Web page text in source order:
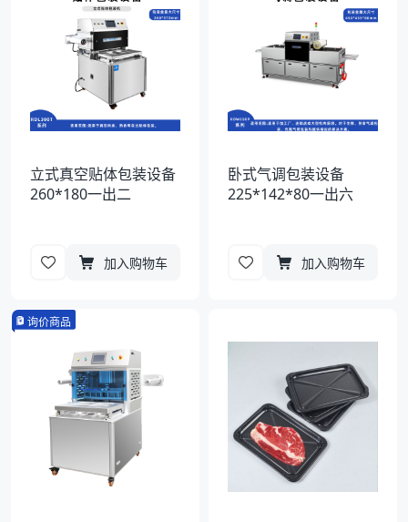
立式真空贴体包装设备
260*180一出二
加入购物车
卧式气调包装设备
225*142*80一出六
加入购物车
询价商品